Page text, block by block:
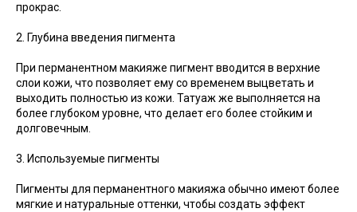
прокрас.
2. Глубина введения пигмента
При перманентном макияже пигмент вводится в верхние
слои кожи, что позволяет ему со временем выцветать и
выходить полностью из кожи. Татуаж же выполняется на
более глубоком уровне, что делает его более стойким и
долговечным.
3. Используемые пигменты
Пигменты для перманентного макияжа обычно имеют более
мягкие и натуральные оттенки, чтобы создать эффект